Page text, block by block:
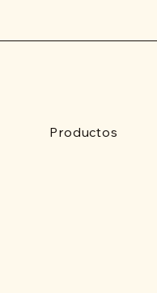
Productos